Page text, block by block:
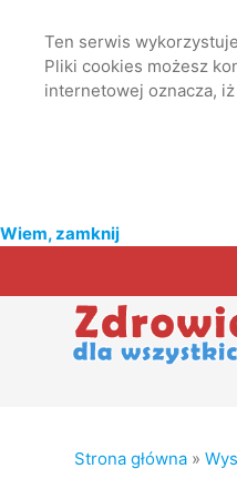
Ten serwis
Pliki cookies możesz
internetowej oznacza,
Wiem, zamknij
Strona główna »